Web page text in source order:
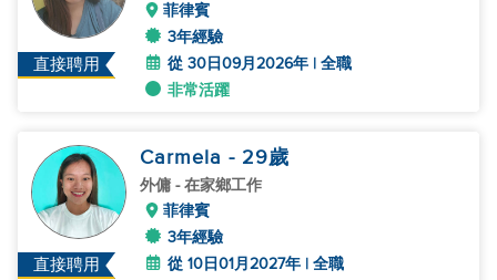
直接聘用
菲律賓
3年經驗
從 30日09月2026年 | 全職
非常活躍
直接聘用
Carmela - 29歲
外傭 - 在家鄉工作
菲律賓
3年經驗
從 10日01月2027年 | 全職